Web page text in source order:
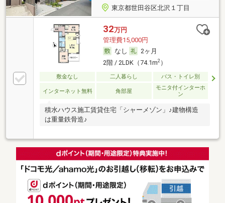
東京都世田谷区北沢１丁目
32万円
管理費15,000円
なし
2ヶ月
2階 / 2LDK（74.1m2）
敷金なし 二人暮らし バス・トイレ別
インターネット無料 角部屋
モニタ付インターホ
ン
積水ハウス施工賃貸住宅「シャーメゾン」♪建物構造
は重量鉄骨造♪